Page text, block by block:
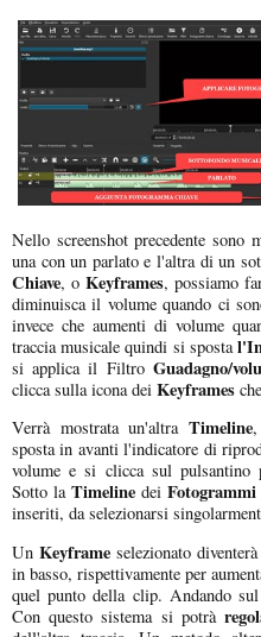
Nello screenshot precedente sono
una con un parlato e l'altra di un
Chiave, o Keyframes, possiamo
diminuisca il volume quando ci
invece che aumenti di volume
traccia musicale quindi si sposta
si applica il FiltroGuadagno/
clicca sulla icona dei Keyframes
Verrà mostrata un'altraTimeline
sposta in avanti l'indicatore di
volume e si clicca sul pulsantino
Sotto la Timeline dei Fotogrammi
inseriti, da selezionarsi
Un Keyframeselezionato diventerà
in basso, rispettivamente per
quel punto della clip. Andando
Con questo sistema si potrà